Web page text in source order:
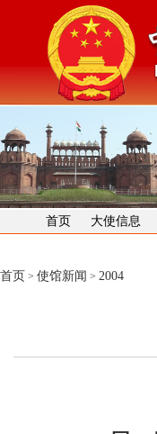
首页 大使信息
首页 > 使馆新闻 > 2004